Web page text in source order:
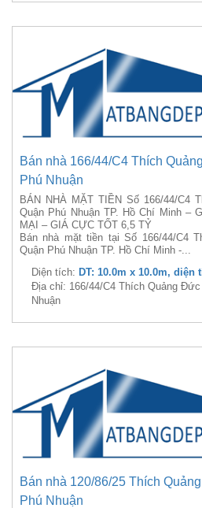
Bán nhà 166/44/C4 Thích
Phú Nhuận
BÁN NHÀ MẶT TIỀN Số 166/44/C4
Quận Phú Nhuận TP. Hồ Chí Minh –
MẠI – GIÁ CỰC TỐT 6,5 TỶ
Bán nhà mặt tiền tại Số 166/44/C4
Quận Phú Nhuận TP. Hồ Chí Minh -...
Diện tích: DT: 10.0m x 10.0m, diện
Địa chỉ: 166/44/C4 Thích Quảng
Nhuận
Bán nhà 120/86/25 Thích
Phú Nhuận